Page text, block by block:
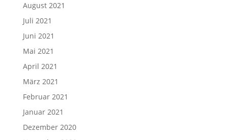
August 2021
Juli 2021
Juni 2021
Mai 2021
April 2021
März 2021
Februar 2021
Januar 2021
Dezember 2020